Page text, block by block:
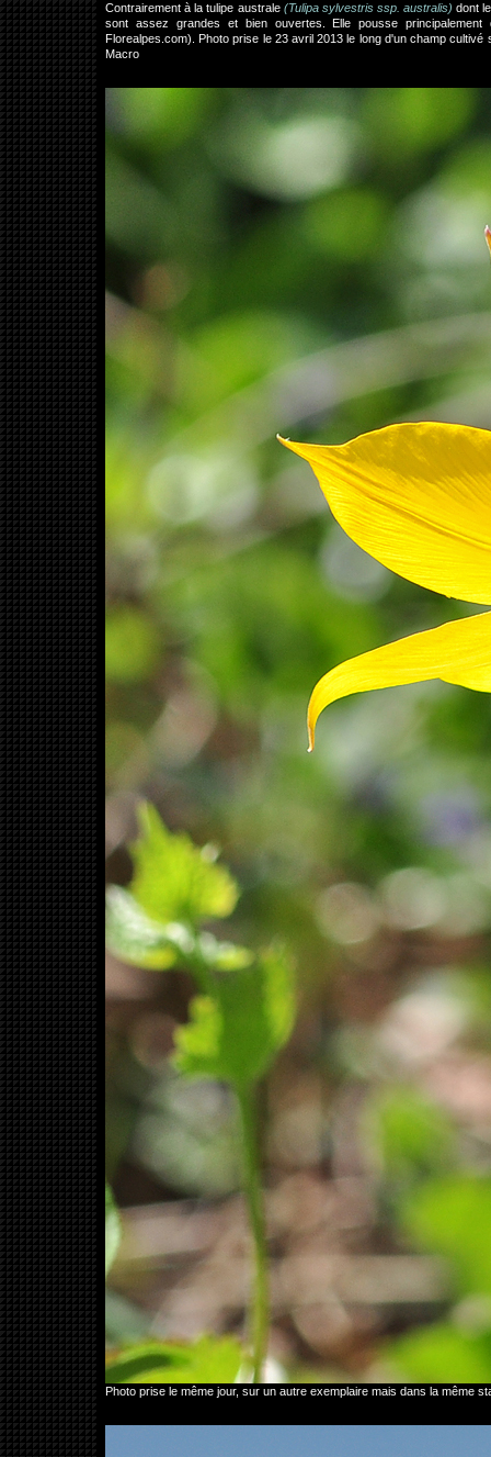
Contrairement à la tulipe australe (Tulipa sylvestris ssp. australis) dont
sont assez grandes et bien ouvertes. Elle pousse
Florealpes.com). Photo prise le 23 avril 2013 le long d'un champ
Macro
Photo prise le même jour, sur un autre exemplaire mais dans la même